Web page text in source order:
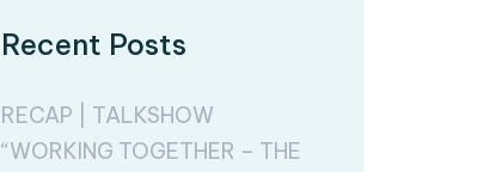
Recent Posts
RECAP | TALKSHOW
“WORKING TOGETHER – THE